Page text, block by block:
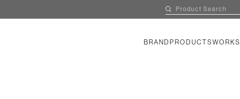
BRAND PRODUCTSWORKS